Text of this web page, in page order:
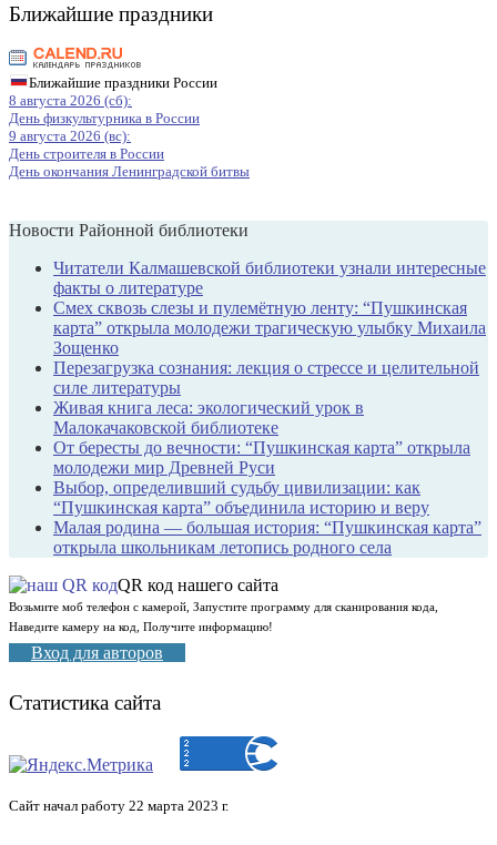
Ближайшие праздники
Ближайшие праздники России
8 августа 2026 (сб):
День физкультурника в России
9 августа 2026 (вс):
День строителя в России
День окончания Ленинградской битвы
Новости Районной библиотеки
Читатели Калмашевской библиотеки узнали интересные
факты о литературе
Смех сквозь слезы и пулемётную ленту: “Пушкинская
карта” открыла молодежи трагическую улыбку Михаила
Зощенко
Перезагрузка сознания: лекция о стрессе и целительной
силе литературы
Живая книга леса: экологический урок в
Малокачаковской библиотеке
От бересты до вечности: “Пушкинская карта” открыла
молодежи мир Древней Руси
Выбор, определивший судьбу цивилизации: как
“Пушкинская карта” объединила историю и веру
Малая родина — большая история: “Пушкинская карта”
открыла школьникам летопись родного села
QR код нашего сайта
Возьмите моб телефон с камерой, Запустите программу для сканирования кода,
Наведите камеру на код, Получите информацию!
Вход для авторов
Статистика сайта
Сайт начал работу 22 марта 2023 г.